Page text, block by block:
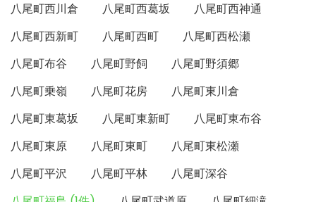
八尾町西川倉
八尾町西葛坂
八尾町西神通
八尾町西新町
八尾町西町
八尾町西松瀬
八尾町布谷
八尾町野飼
八尾町野須郷
八尾町乗嶺
八尾町花房
八尾町東川倉
八尾町東葛坂
八尾町東新町
八尾町東布谷
八尾町東原
八尾町東町
八尾町東松瀬
八尾町平沢
八尾町平林
八尾町深谷